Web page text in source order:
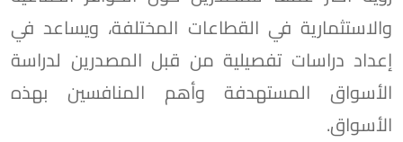
والاستثمارية في القطاعات المختلفة، ويساعد في
إعداد دراسات تفصيلية من قبل المصدرين لدراسة
الأسواق المستهدفة وأهم المنافسين بهذه
الأسواق.